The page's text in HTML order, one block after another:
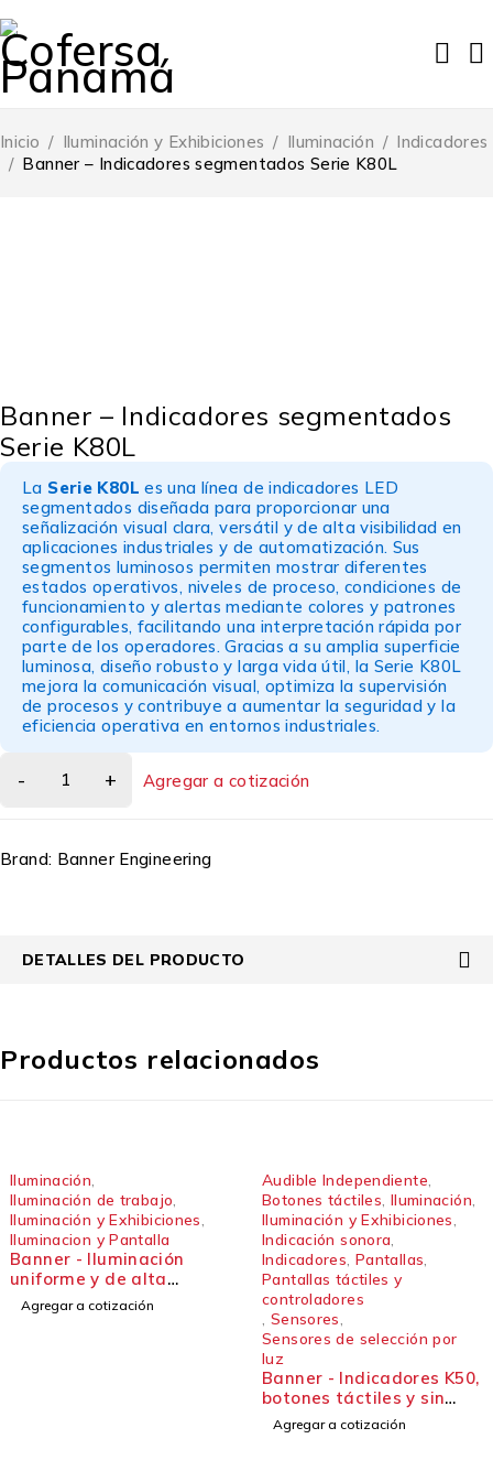
Inicio / Iluminación y Exhibiciones / Iluminación / Indicadores
/ Banner – Indicadores segmentados Serie K80L
Banner – Indicadores segmentados
Serie K80L
La Serie K80L es una línea de indicadores LED
segmentados diseñada para proporcionar una
señalización visual clara, versátil y de alta visibilidad en
aplicaciones industriales y de automatización. Sus
segmentos luminosos permiten mostrar diferentes
estados operativos, niveles de proceso, condiciones de
funcionamiento y alertas mediante colores y patrones
configurables, facilitando una interpretación rápida por
parte de los operadores. Gracias a su amplia superficie
luminosa, diseño robusto y larga vida útil, la Serie K80L
mejora la comunicación visual, optimiza la supervisión
de procesos y contribuye a aumentar la seguridad y la
eficiencia operativa en entornos industriales.
Agregar a cotización
Brand: Banner Engineering
DETALLES DEL PRODUCTO
Productos relacionados
Iluminación
Iluminación de trabajo
Iluminación y Exhibiciones
Iluminacion y Pantalla
Banner - Iluminación
uniforme y de alta
calidad para entornos
exigentes. Tira de luz LED
Agregar a cotización
Audible Independiente
Botones táctiles Iluminación
Iluminación y Exhibiciones
Indicación sonora
Indicadores Pantallas
Pantallas táctiles y
controladores
Sensores
Sensores de selección por
luz
Banner - Indicadores K50,
botones táctiles y sin
contacto
Agregar a cotización